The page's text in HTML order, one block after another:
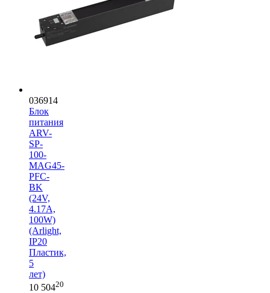
036914
Блок
питания
ARV-
SP-
100-
MAG45-
PFC-
BK
(24V,
4.17A,
100W)
(Arlight,
IP20
Пластик,
5
лет)
10 50420